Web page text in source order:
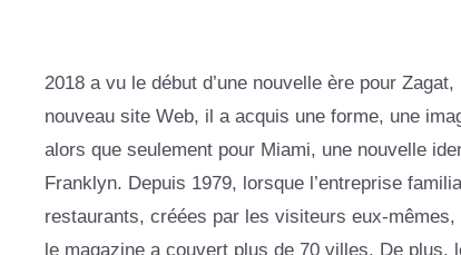
2018 a vu le début d’une nouvelle ère pour
nouveau site Web, il a acquis une forme, une
alors que seulement pour Miami, une nouvelle
Franklyn. Depuis 1979, lorsque l’entreprise
restaurants, créées par les visiteurs eux-
le magazine a couvert plus de 70 villes. De plus,